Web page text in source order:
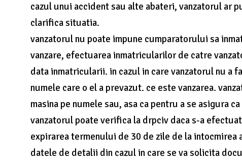
cazul unui accident sau alte abateri, vanzatorul ar
clarifica situatia.
vanzatorul nu poate impune cumparatorului sa
vanzare, efectuarea inmatricularilor de catre
data inmatricularii. in cazul in care vanzatorul nu
numele care o el a prevazut. ce este vanzarea.
masina pe numele sau, asa ca pentru a se asigura
vanzatorul poate verifica la drpciv daca s-a
expirarea termenului de 30 de zile de la intocmirea
datele de detalii din cazul in care se va solicita